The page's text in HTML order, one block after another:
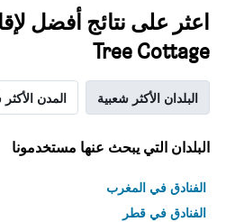
Tree Cottage
البلدان الأكثر شعبية المدن
البلدان التي يبحث عنها مستخدمونا
الفنادق في المغرب
الفنادق في قطر